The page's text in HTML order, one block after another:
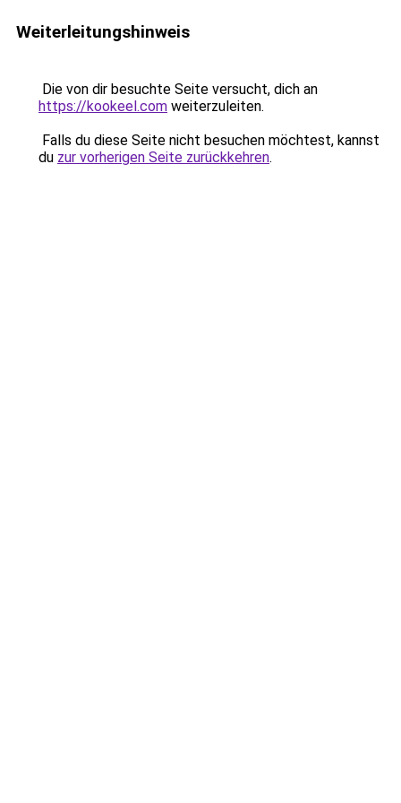
Weiterleitungshinweis
Die von dir besuchte Seite versucht, dich an
https://kookeel.com weiterzuleiten.
Falls du diese Seite nicht besuchen möchtest, kannst
du zur vorherigen Seite zurückkehren.